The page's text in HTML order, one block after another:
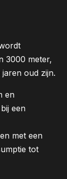
3000 meter,
oud zijn.
en
een
met een
tot